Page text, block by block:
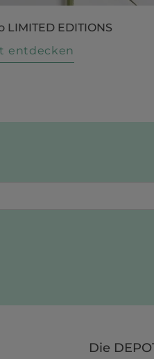
LIMITED EDITIONS
entdecken
Die